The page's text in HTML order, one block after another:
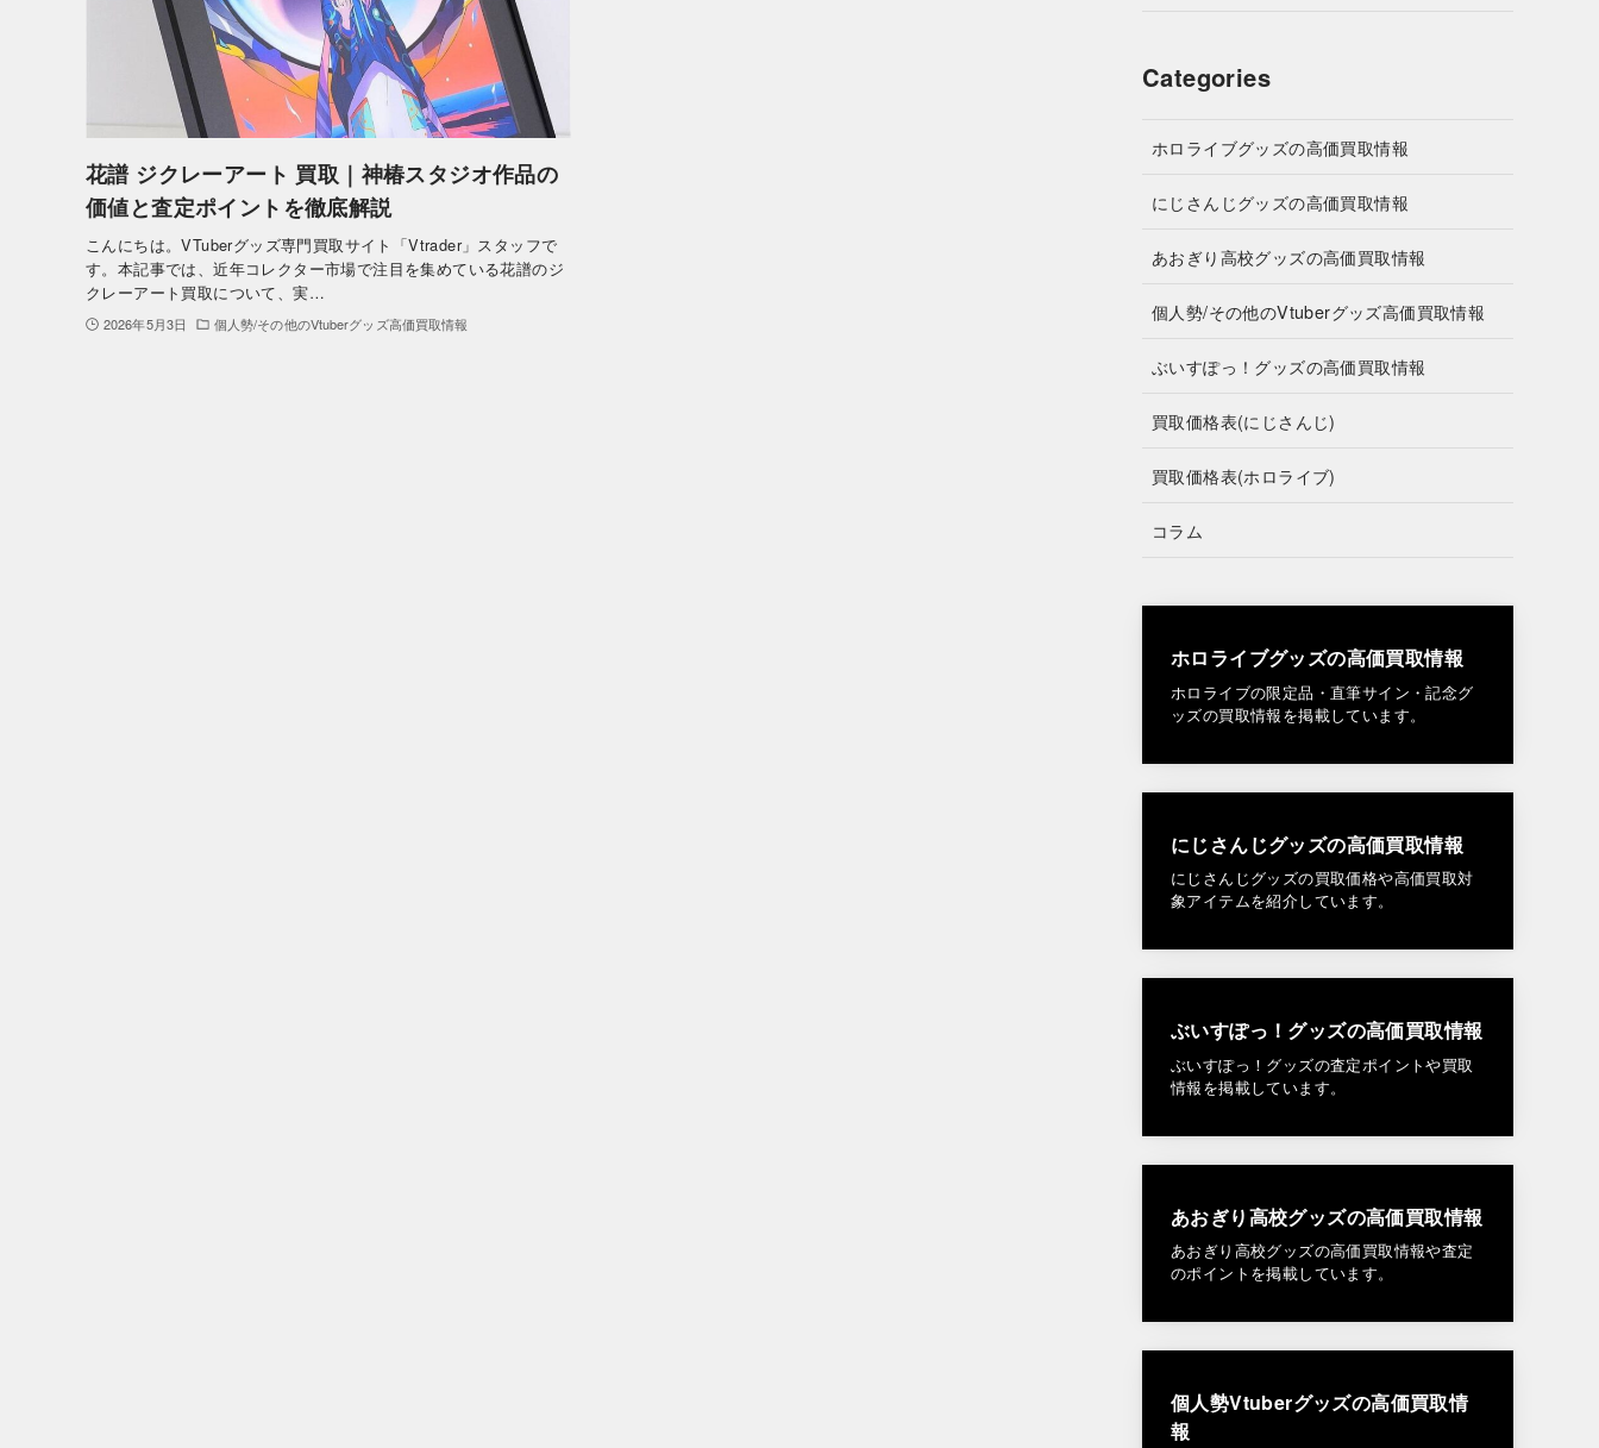
花譜 ジクレーアート 買取｜神椿スタジオ作品の
価値と査定ポイントを徹底解説
こんにちは。VTuberグッズ専門買取サイト「Vtrader」スタッフで
す。本記事では、近年コレクター市場で注目を集めている花譜のジ
クレーアート買取について、実…
2026年5月3日 個人勢/その他のVtuberグッズ高価買取情報
Categories
ホロライブグッズの高価買取情報
にじさんじグッズの高価買取情報
あおぎり高校グッズの高価買取情報
個人勢/その他のVtuberグッズ高価買取情報
ぶいすぽっ！グッズの高価買取情報
買取価格表(にじさんじ)
買取価格表(ホロライブ)
コラム
ホロライブグッズの高価買取情報
ホロライブの限定品・直筆サイン・記念グ
ッズの買取情報を掲載しています。
にじさんじグッズの高価買取情報
にじさんじグッズの買取価格や高価買取対
象アイテムを紹介しています。
ぶいすぽっ！グッズの高価買取情報
ぶいすぽっ！グッズの査定ポイントや買取
情報を掲載しています。
あおぎり高校グッズの高価買取情報
あおぎり高校グッズの高価買取情報や査定
のポイントを掲載しています。
個人勢Vtuberグッズの高価買取情
報